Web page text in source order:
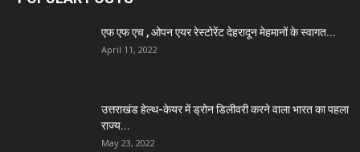
एफ एफ एच , ओपन एयर रेस्टोरेंट देहरादून मेहमानों के स्वागत...
April 11, 2022
उत्तराखंड हेल्थ-केयर में ड्रोन डिलीवरी करने वाला भारत का पहला
राज्य...
May 23, 2022